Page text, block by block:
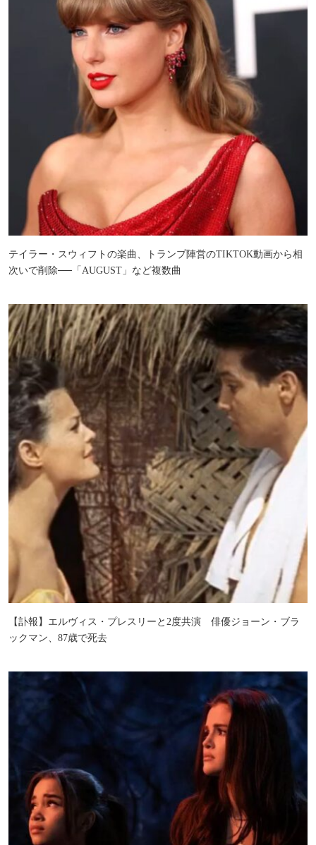
テイラー・スウィフトの楽曲、トランプ陣営のTIKTOK動画から相
次いで削除──「AUGUST」など複数曲
【訃報】エルヴィス・プレスリーと2度共演 俳優ジョーン・ブラ
ックマン、87歳で死去